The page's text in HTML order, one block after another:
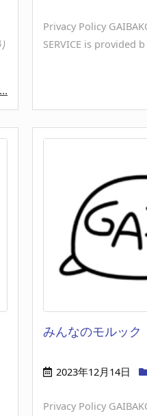
Privacy Policy
SERVICE is provided b
みんなのモルッ
2023年12月14日
Privacy Policy